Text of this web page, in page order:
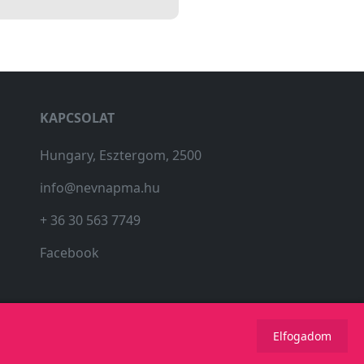
Elfogadom
KAPCSOLAT
Hungary, Esztergom, 2500
info@nevnapma.hu
+ 36 30 563 7749
Facebook